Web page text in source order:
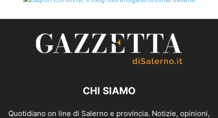
CHI SIAMO
Quotidiano on line di Salerno e provincia. Notizie, opinioni,